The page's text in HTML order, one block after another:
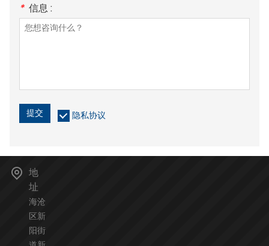
* 信息 :
提交 隐私协议
地
址
海沧
区新
阳街